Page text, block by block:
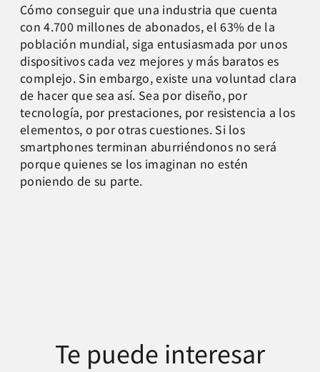
Cómo conseguir que una industria que cuenta
con 4.700 millones de abonados, el 63% de la
población mundial, siga entusiasmada por unos
dispositivos cada vez mejores y más baratos es
complejo. Sin embargo, existe una voluntad clara
de hacer que sea así. Sea por diseño, por
tecnología, por prestaciones, por resistencia a los
elementos, o por otras cuestiones. Si los
smartphones terminan aburriéndonos no será
porque quienes se los imaginan no estén
poniendo de su parte.
Te puede interesar